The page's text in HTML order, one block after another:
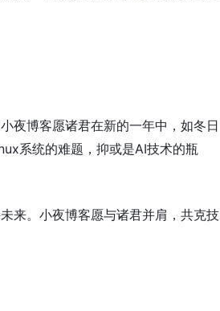
夜博客愿诸君在新的一年中，如冬日
系统的难题，抑或是AI技术的瓶
来。小夜博客愿与诸君并肩，共克技